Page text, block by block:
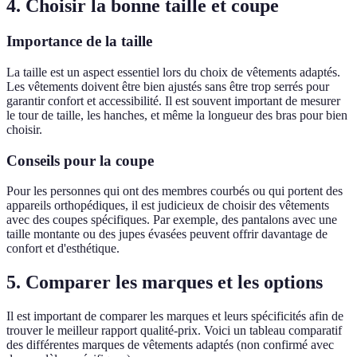
4. Choisir la bonne taille et coupe
Importance de la taille
La taille est un aspect essentiel lors du choix de vêtements adaptés.
Les vêtements doivent être bien ajustés sans être trop serrés pour
garantir confort et accessibilité. Il est souvent important de mesurer
le tour de taille, les hanches, et même la longueur des bras pour bien
choisir.
Conseils pour la coupe
Pour les personnes qui ont des membres courbés ou qui portent des
appareils orthopédiques, il est judicieux de choisir des vêtements
avec des coupes spécifiques. Par exemple, des pantalons avec une
taille montante ou des jupes évasées peuvent offrir davantage de
confort et d'esthétique.
5. Comparer les marques et les options
Il est important de comparer les marques et leurs spécificités afin de
trouver le meilleur rapport qualité-prix. Voici un tableau comparatif
des différentes marques de vêtements adaptés (non confirmé avec